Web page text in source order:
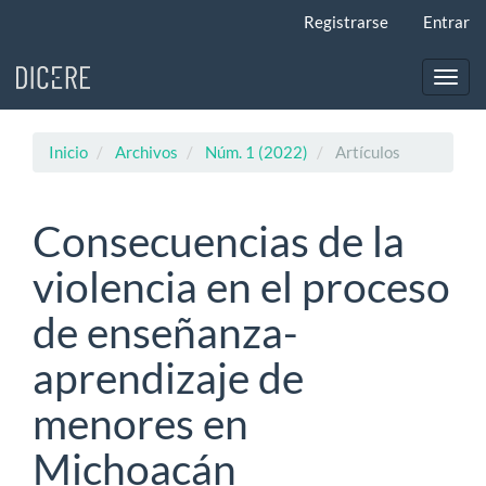
principal
Registrarse Entrar
Inicio Archivos Núm. 1 (2022) Artículos
Consecuencias de la
violencia en el proceso
de enseñanza-
aprendizaje de
menores en
Michoacán